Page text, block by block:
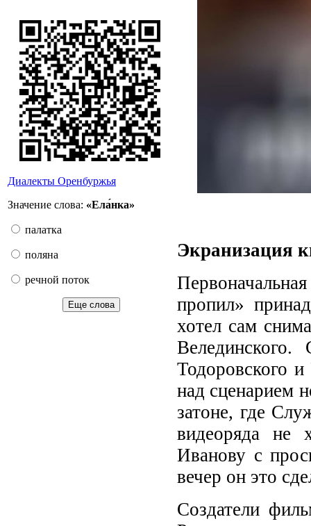
Диалекты Оренбуржья
Значение слова: «Ела́нка»
палатка
поляна
речной поток
Еще слова
Экранизация
пропил»
хотел сам
Тодоровского
над сценарием
затоне, где
видеоряда не
Иванову с
вечер он это
Создатели